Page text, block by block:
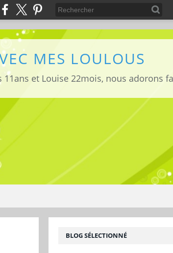
MES LOULOUS
BLOG SÉLECTIONNÉ